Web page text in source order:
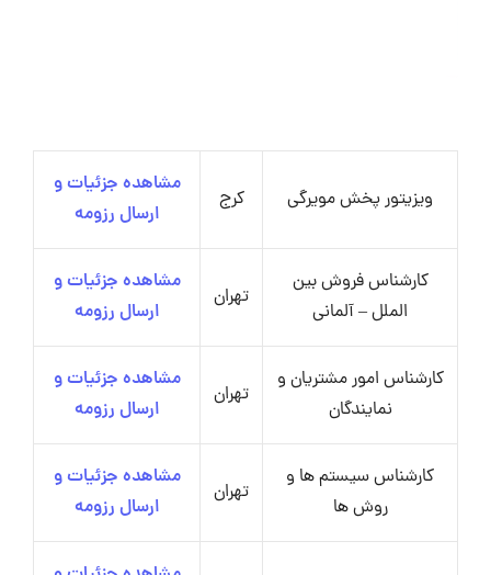
ویزیتور پخش مویرگی کرج
مشاهده جزئیات و
ارسال رزومه
کارشناس فروش بین
الملل – آلمانی
تهران
مشاهده جزئیات و
ارسال رزومه
کارشناس امور مشتریان و
نمایندگان
تهران
مشاهده جزئیات و
ارسال رزومه
کارشناس سیستم ها و
روش ها
تهران
مشاهده جزئیات و
ارسال رزومه